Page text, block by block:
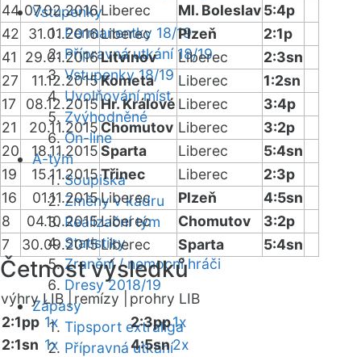
Vstupenky
Permanentky 18/19
Přípravná utkání 18/19
Vstupenky 18/19
Uvolňování míst
Zvýhodněné
On-line
A-tým
Soupiska
Změny v kádru
Realizační tým
Statistiky
Zranění / nemocní hráči
Dresy 2018/19
Zápasy
Tipsport extraliga
Přípravná utkání
44 07.02.2016Liberec Ml. Boleslav5:4p
42
31.01.2016Liberec Plzeň
2:1p
41
29.01.2016Litvínov Liberec
2:3sn
27
11.12.2015Kometa Liberec
1:2sn
17
08.12.2015Hr. Králové Liberec
3:4p
21
20.11.2015Chomutov Liberec
3:2p
20
18.11.2015Sparta Liberec
5:4sn
19
15.11.2015Třinec Liberec
2:3p
16
01.11.2015Liberec Plzeň
4:5sn
8
04.10.2015Liberec Chomutov
3:2p
7
30.09.2015Liberec Sparta 5:4sn
Četnost výsledků
výhry LIB | remízy |
prohry LIB
2:1pp 1x
2:1sn 1x
2:3pp1x
4:5sn2x